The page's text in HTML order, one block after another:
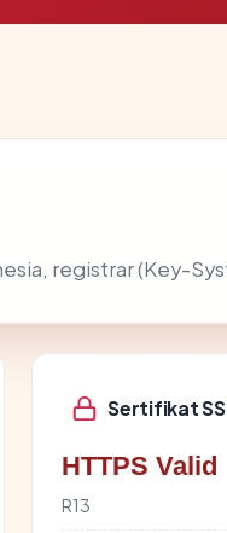
registrar (Key-
Sertifikat
HTTPS Valid
R13